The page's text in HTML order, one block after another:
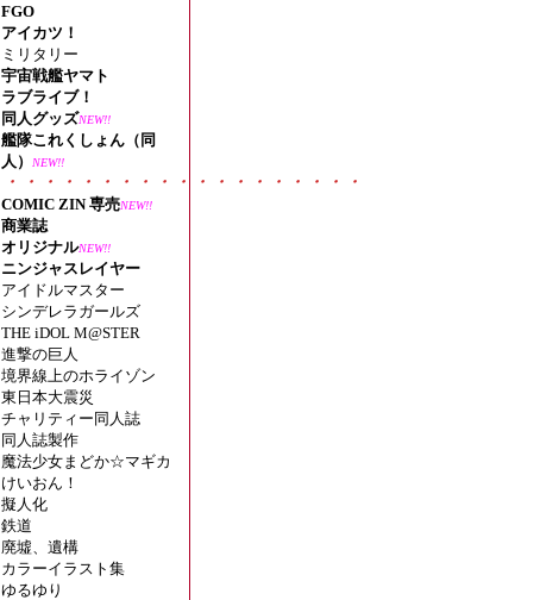
FGO
アイカツ！
ミリタリー
宇宙戦艦ヤマト
ラブライブ！
同人グッズNEW!!
艦隊これくしょん（同
人）
NEW!!
・・・・・・・・・・・・・・・・・・・
COMIC ZIN 専売NEW!!
商業誌
オリジナルNEW!!
ニンジャスレイヤー
アイドルマスター
シンデレラガールズ
THE iDOL M@STER
進撃の巨人
境界線上のホライゾン
東日本大震災
チャリティー同人誌
同人誌製作
魔法少女まどか☆マギカ
けいおん！
擬人化
鉄道
廃墟、遺構
カラーイラスト集
ゆるゆり